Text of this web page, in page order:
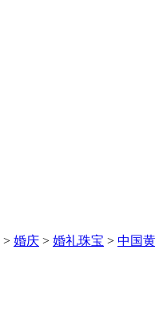
> 婚庆 > 婚礼珠宝 > 中国